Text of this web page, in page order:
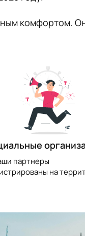
комфортом.
партнеры
на